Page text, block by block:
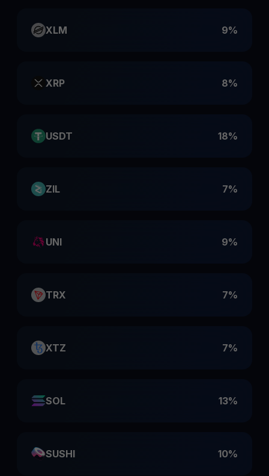
XLM 9%
XRP 8%
USDT 18%
ZIL 7%
UNI 9%
TRX 7%
XTZ 7%
SOL 13%
SUSHI 10%